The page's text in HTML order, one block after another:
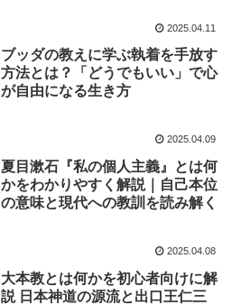
2025.04.11
ブッダの教えに学ぶ執着を手放す
方法とは？「どうでもいい」で心
が自由になる生き方
2025.04.09
夏目漱石『私の個人主義』とは何
かをわかりやすく解説｜自己本位
の意味と現代への教訓を読み解く
2025.04.08
大本教とは何かを初心者向けに解
説 日本神道の源流と出口王仁三